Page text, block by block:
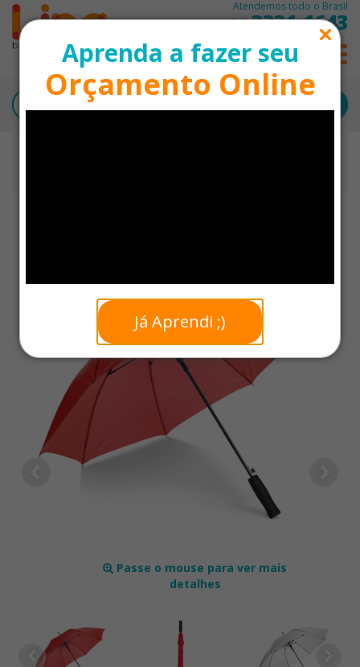
Aprenda a fazer seu
Orçamento Online
Já Aprendi ;)
Atendemos todo o Brasil
113331-1643
Passe o mouse para ver mais
detalhes